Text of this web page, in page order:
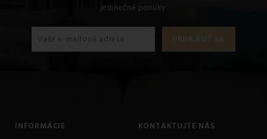
jedinečné ponuky.
INFORMÁCIE
KONTAKTUJTE NÁS